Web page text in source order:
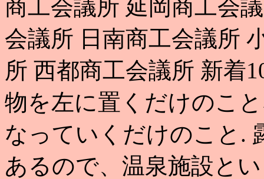
商工会議所 延岡商工会
会議所 日南商工会議所
所 西都商工会議所 新着
物を左に置くだけのこ
なっていくだけのこと.
あるので、温泉施設と